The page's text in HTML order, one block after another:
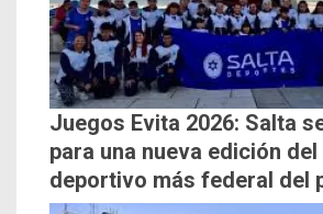
Juegos Evita 2026: Salta
para una nueva edición
deportivo más federal del